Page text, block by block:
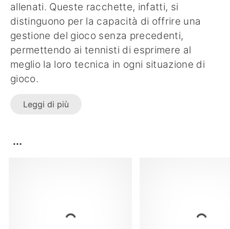
allenati. Queste racchette, infatti, si
distinguono per la capacità di offrire una
gestione del gioco senza precedenti,
permettendo ai tennisti di esprimere al
meglio la loro tecnica in ogni situazione di
gioco.
Leggi di più
...